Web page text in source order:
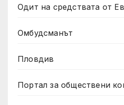
Одит на средствата от
Омбудсманът
Пловдив
Портал за обществени